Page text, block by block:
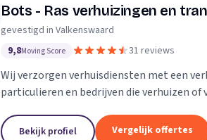
Bots - Ras verhuizingen en
gevestigd in Valkenswaard
9,8Moving Score 31 reviews
Wij verzorgen verhuisdiensten met een
particulieren en bedrijven die verhuizen of
Bekijk profiel Vergelijk offertes